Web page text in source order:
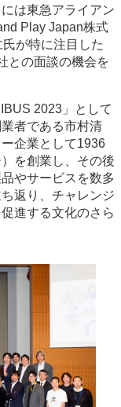
は東急アライアン
Play Japan株式
が特に注目した
との面談の機会を
2023」として
者である市村清
企業として1936
を創業し、その後
やサービスを数多
返り、チャレンジ
進する文化のさら